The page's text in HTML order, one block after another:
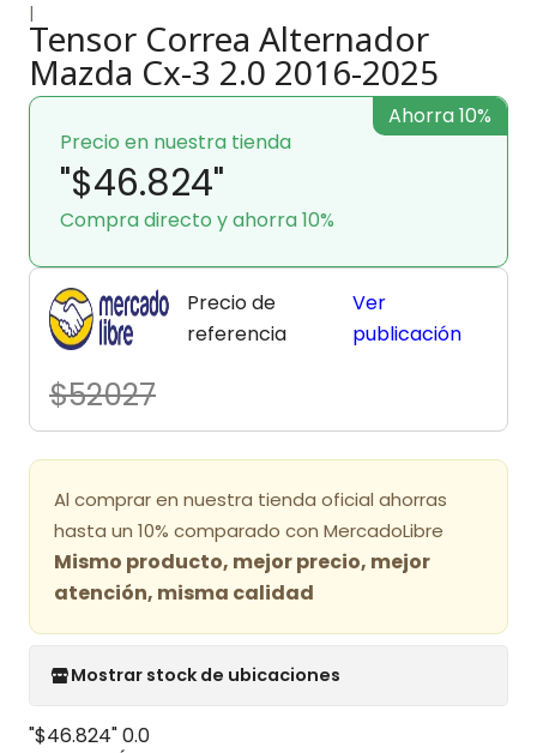
|
Tensor Correa Alternador
Mazda Cx-3 2.0 2016-2025
Precio en nuestra tienda
"$46.824"
Compra directo y ahorra 10%
Ahorra 10%
Precio de
referencia
$52027
Ver
publicación
Al comprar en nuestra tienda oficial ahorras
hasta un 10% comparado con MercadoLibre
Mismo producto, mejor precio, mejor
atención, misma calidad
Mostrar stock de ubicaciones
"$46.824"0.0